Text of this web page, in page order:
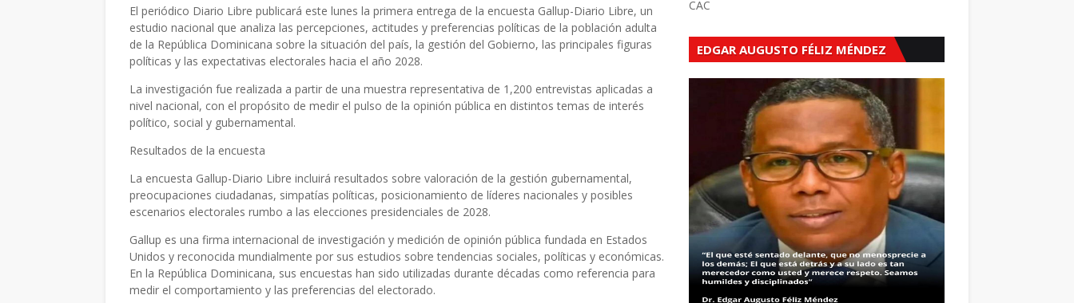
El periódico Diario Libre publicará este lunes la primera entrega de la encuesta Gallup-Diario Libre, un
estudio nacional que analiza las percepciones, actitudes y preferencias políticas de la población adulta
de la República Dominicana sobre la situación del país, la gestión del Gobierno, las principales figuras
políticas y las expectativas electorales hacia el año 2028.
La investigación fue realizada a partir de una muestra representativa de 1,200 entrevistas aplicadas a
nivel nacional, con el propósito de medir el pulso de la opinión pública en distintos temas de interés
político, social y gubernamental.
Resultados de la encuesta
La encuesta Gallup-Diario Libre incluirá resultados sobre valoración de la gestión gubernamental,
preocupaciones ciudadanas, simpatías políticas, posicionamiento de líderes nacionales y posibles
escenarios electorales rumbo a las elecciones presidenciales de 2028.
Gallup es una firma internacional de investigación y medición de opinión pública fundada en Estados
Unidos y reconocida mundialmente por sus estudios sobre tendencias sociales, políticas y económicas.
En la República Dominicana, sus encuestas han sido utilizadas durante décadas como referencia para
medir el comportamiento y las preferencias del electorado.
CAC
EDGAR AUGUSTO FÉLIZ MÉNDEZ